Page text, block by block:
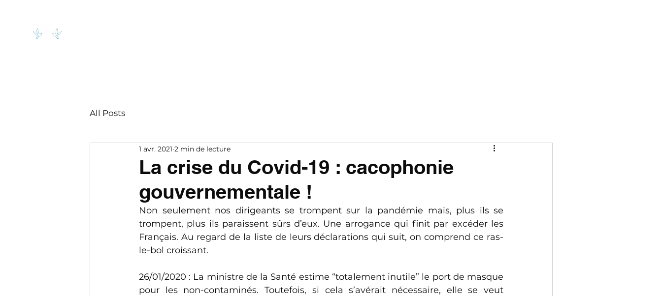
All Posts
La crise du Covid-19 : cacophonie
gouvernementale !
1 avr. 2021 2 min de lecture
Non seulement nos dirigeants se trompent sur la pandémie mais, plus ils se
trompent, plus ils paraissent sûrs d’eux. Une arrogance qui finit par excéder les
Français. Au regard de la liste de leurs déclarations qui suit, on comprend ce ras-
le-bol croissant.
26/01/2020 : La ministre de la Santé estime “totalement inutile” le port de masque
pour les non-contaminés. Toutefois, si cela s’avérait nécessaire, elle se veut